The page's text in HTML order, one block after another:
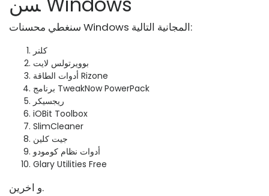
سنغطي محسنات Windows المجانية التالية:
كلنر
بوويرتولس لايت
أدوات الطاقة Rizone
برنامج TweakNow PowerPack
ريجسيكر
iOBit Toolbox
SlimCleaner
جيت كلين
أدوات نظام كومودو
Glary Utilities Free
و اخرين.